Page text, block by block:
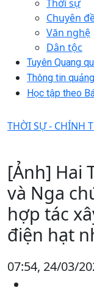
Thời sự
Chuyên
Văn nghệ
Dân tộc
Tuyên Quang
Thông tin
Học tập theo
THỜI SỰ - CHÍNH
[Ảnh] Hai
và Nga
hợp tác
điện hạt
07:54, 24/03/